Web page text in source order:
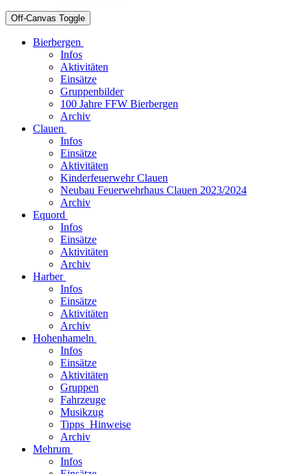
Off-Canvas Toggle
Bierbergen
Infos
Aktivitäten
Einsätze
Gruppenbilder
100 Jahre FFW Bierbergen
Archiv
Clauen
Infos
Einsätze
Aktivitäten
Kinderfeuerwehr Clauen
Neubau Feuerwehrhaus Clauen 2023/2024
Archiv
Equord
Infos
Einsätze
Aktivitäten
Archiv
Harber
Infos
Einsätze
Aktivitäten
Archiv
Hohenhameln
Infos
Einsätze
Aktivitäten
Gruppen
Fahrzeuge
Musikzug
Tipps_Hinweise
Archiv
Mehrum
Infos